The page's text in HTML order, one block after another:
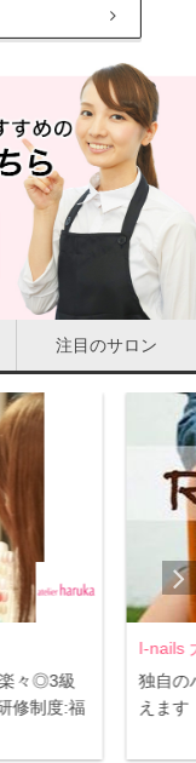
、肌へ栄養がしっ
ンオーバーが回ら
ら回復しようとし
ってもなおらなく
い生活を送ること
注目のサロン
の本気を叶
都
人